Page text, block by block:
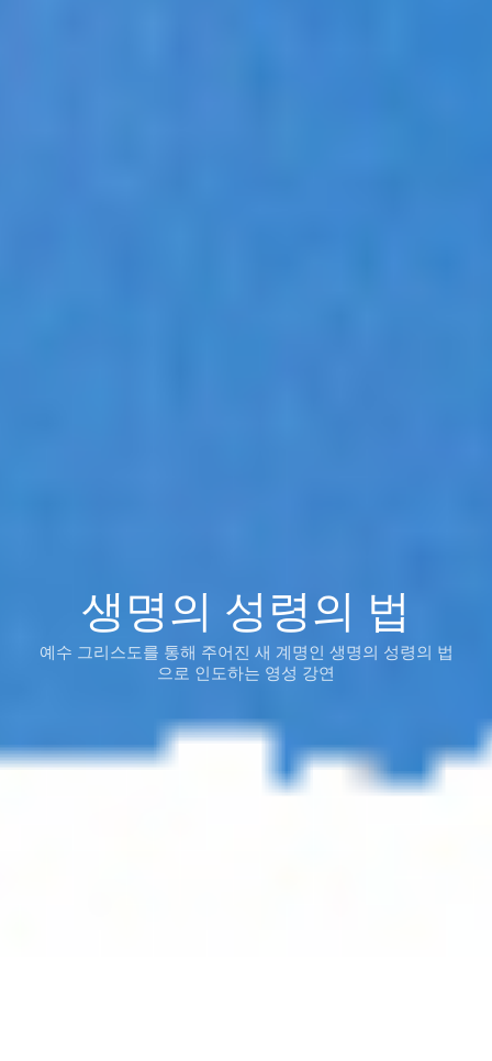
생명의 성령의 법
예수 그리스도를 통해 주어진 새 계명인 생명의 성령의 법
으로 인도하는 영성 강연